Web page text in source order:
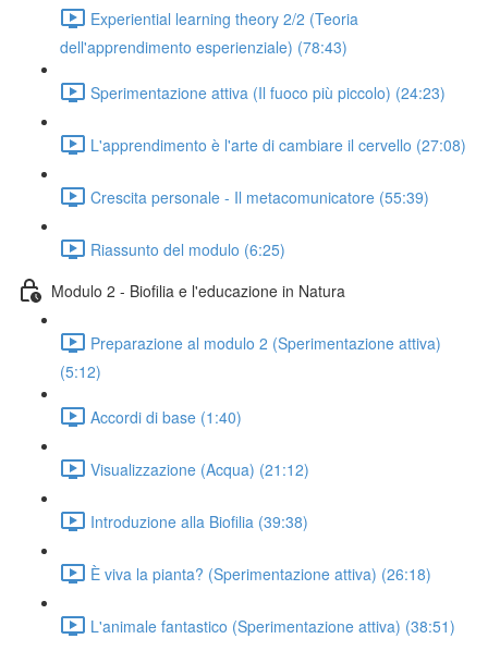
Experiential learning theory 2/2 (Teoria
dell'apprendimento esperienziale) (78:43)
Sperimentazione attiva (Il fuoco più piccolo) (24:23)
L'apprendimento è l'arte di cambiare il cervello (27:08)
Crescita personale - Il metacomunicatore (55:39)
Riassunto del modulo (6:25)
Modulo 2 - Biofilia e l'educazione in Natura
Preparazione al modulo 2 (Sperimentazione attiva)
(5:12)
Accordi di base (1:40)
Visualizzazione (Acqua) (21:12)
Introduzione alla Biofilia (39:38)
È viva la pianta? (Sperimentazione attiva) (26:18)
L'animale fantastico (Sperimentazione attiva) (38:51)